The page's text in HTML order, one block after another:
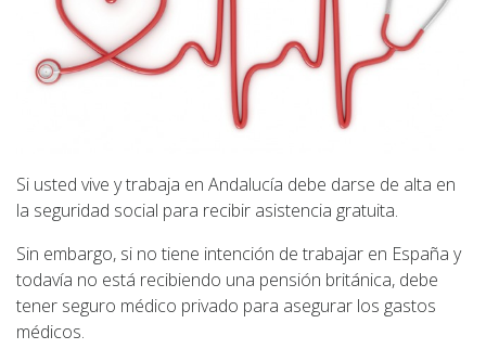
Si usted vive y trabaja en Andalucía debe darse de alta en
la seguridad social para recibir asistencia gratuita.
Sin embargo, si no tiene intención de trabajar en España y
todavía no está recibiendo una pensión británica, debe
tener seguro médico privado para asegurar los gastos
médicos.